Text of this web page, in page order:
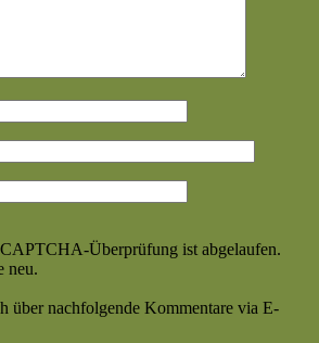
Überprüfung ist abgelaufen.
neu.
über nachfolgende Kommentare via E-